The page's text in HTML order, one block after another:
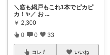
＼窓も網戸もこれ1本でピカピ
カ！✨／ お ...
￥ 2,300
0 0 33
コレ いいね